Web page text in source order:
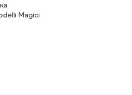
Magici